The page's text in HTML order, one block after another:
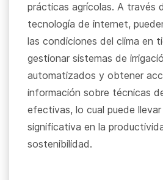
prácticas agrícolas. A través
tecnología de internet,
las condiciones del clima en
gestionar sistemas de
automatizados y obtener
información sobre técnicas
efectivas, lo cual puede
significativa en la
sostenibilidad.